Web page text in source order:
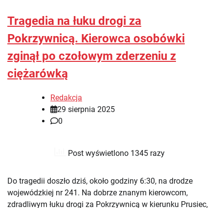
Tragedia na łuku drogi za
Pokrzywnicą. Kierowca osobówki
zginął po czołowym zderzeniu z
ciężarówką
Redakcja
29 sierpnia 2025
0
Post wyświetlono 1345 razy
Do tragedii doszło dziś, około godziny 6:30, na drodze
wojewódzkiej nr 241. Na dobrze znanym kierowcom,
zdradliwym łuku drogi za Pokrzywnicą w kierunku Prusiec,